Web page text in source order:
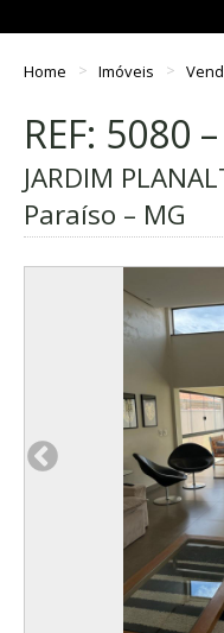
Home Imóveis
REF: 5080
JARDIM
Paraíso – MG